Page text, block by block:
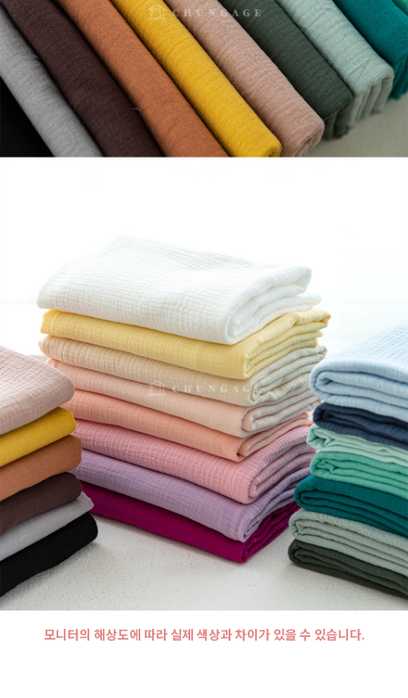
모니터의 해상도에 따라 실제 색상과 차이가 있을 수 있습니다.